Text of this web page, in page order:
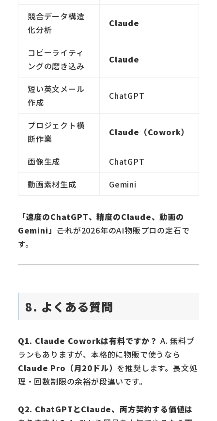
競合データ構造
化分析
Claude
コピーライティ
ングの磨き込み
Claude
短い英文メール
作成
ChatGPT
プロジェクト横
断作業
Claude（Cowork）
画像生成
ChatGPT
動画素材生成
Gemini
「速度のChatGPT、精度のClaude、動画の
Gemini」 ――これが2026年のAI物販プロの定石で
す。
8. よくある質問
Q1. Claude Coworkは有料ですか？ A. 無料プ
ランもありますが、本格的に物販で使うなら
Claude Pro（月20ドル） を推奨します。長文処
理・回数制限の余裕が段違いです。
Q2. ChatGPTとClaude、両方契約する価値は